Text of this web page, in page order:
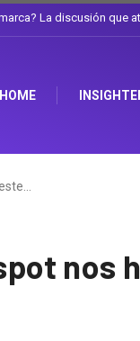
el sombrero en
HOME
nos